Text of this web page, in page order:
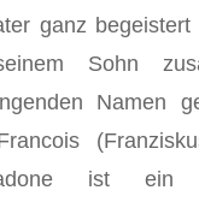
ganz begeistert
Sohn
Namen
ist ein